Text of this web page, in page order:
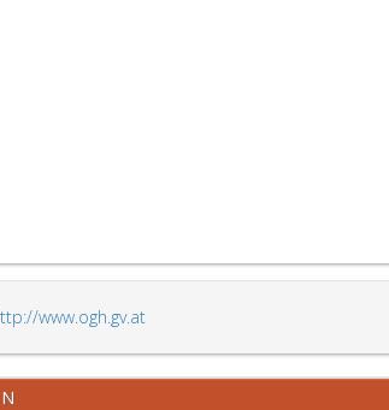
www.ogh.gv.at